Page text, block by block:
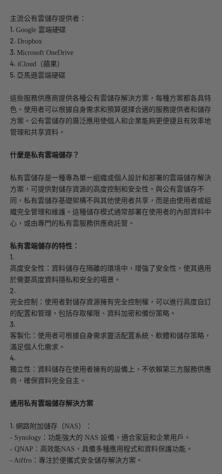
主流公有雲儲存提供者：
1. Google 雲端硬碟
2. Dropbox
3. Microsoft OneDrive
4. iCloud（蘋果）
5. 亞馬遜雲端硬碟
這些服務供應商提供各種公有雲儲存解決方案，每種方案都各具特
色。使用者可以根據自身需求和預算選擇合適的服務提供者和儲存
方案。公有雲儲存的廣泛應用使個人和企業能夠更便捷且有效率地
管理和共享資料。
什麼是私有雲端儲存？
私有雲儲存是一種專為單一組織或個人設計和部署的雲端儲存解決
方案，可提供對儲存資源的高度控制和安全性。與公有雲儲存不
同，私有雲儲存基礎架構不與其他使用者共享，而是由使用者或組
織完全管理和維護。這種儲存模式通常部署在使用者的內部資料中
心，或由專門的私有雲服務供應商託管。
私有雲端儲存的特性：
1.
高度安全性：資料儲存在隔離的環境中，增強了安全性，使其適用
於需要高度資料隱私和安全的場景。
2.
完全控制：使用者對儲存資源擁有完全控制權，可以進行高度自訂
的配置和管理，包括存取權限、資料加密和備份策略。
3.
客製化：使用者可根據自身需求靈活配置系統、軟體和儲存策略，
滿足個人化需求。
4.
獨立性：資料儲存在使用者擁有的設備上，不依賴第三方服務供應
商，確保資料完全自主。
通用私有雲端儲存解決方案
1. 網路附加儲存（NAS）：
- Synology：功能強大的 NAS 設備，適合家庭和企業用戶。
- QNAP：高效能NAS，具備多種應用程式和資料保護功能。
- Aiffro：專注於便攜式安全儲存解決方案。